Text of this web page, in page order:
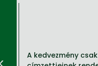
A kedvezmény